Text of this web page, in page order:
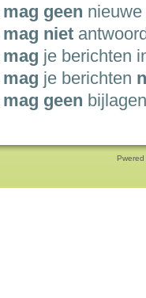
mag geen
mag niet
mag je berichten
mag je berichten
mag geen